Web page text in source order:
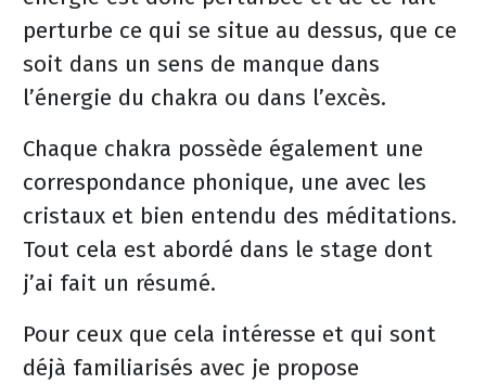
perturbe ce qui se situe au dessus, que ce
soit dans un sens de manque dans
l’énergie du chakra ou dans l’excès.
Chaque chakra possède également une
correspondance phonique, une avec les
cristaux et bien entendu des méditations.
Tout cela est abordé dans le stage dont
j’ai fait un résumé.
Pour ceux que cela intéresse et qui sont
déjà familiarisés avec je propose